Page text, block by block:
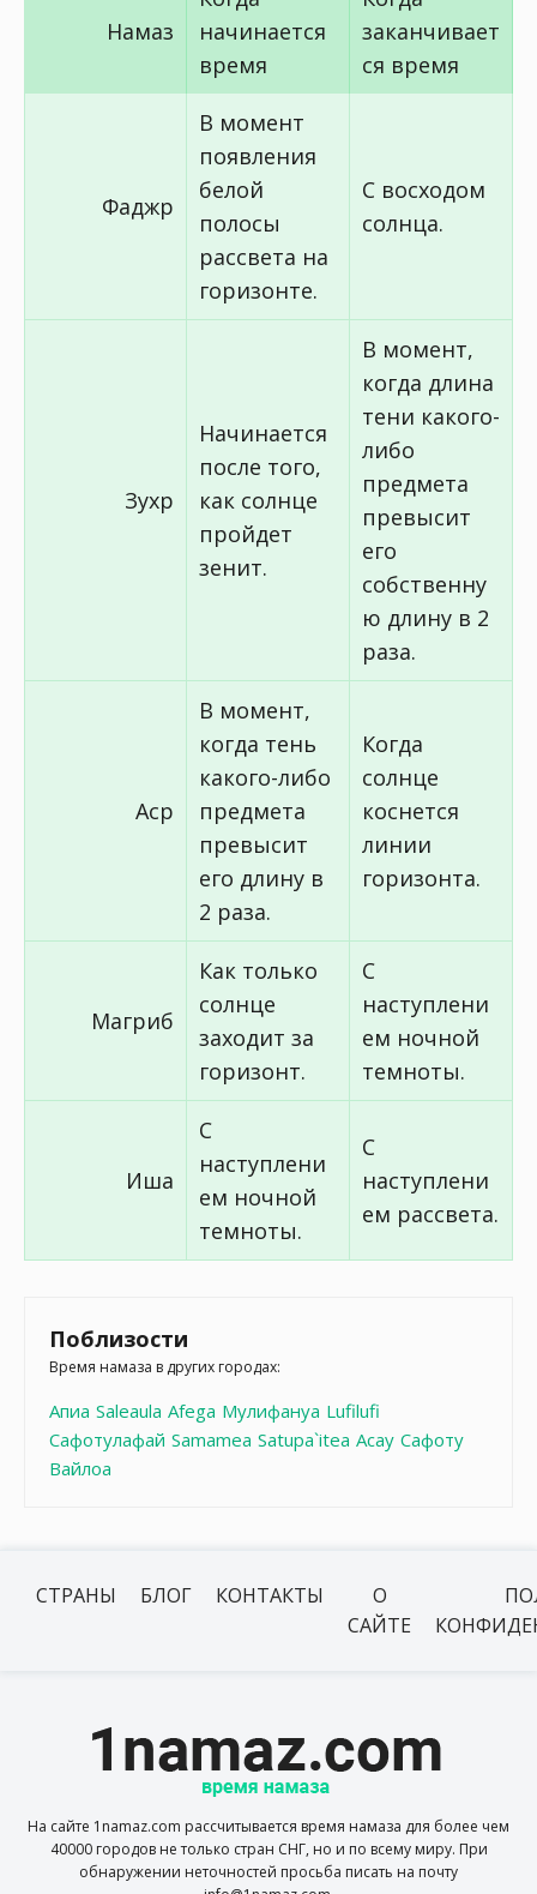
Намаз
начинается
время
заканчивает
ся время
Фаджр
В момент
появления
белой
полосы
рассвета на
горизонте.
С восходом
солнца.
Зухр
Начинается
после того,
как солнце
пройдет
зенит.
В момент,
когда длина
тени какого-
либо
предмета
превысит
его
собственну
ю длину в 2
раза.
Аср
В момент,
когда тень
какого-либо
предмета
превысит
его длину в
2 раза.
Когда
солнце
коснется
линии
горизонта.
Магриб
Как только
солнце
заходит за
горизонт.
С
наступлени
ем ночной
темноты.
Иша
С
наступлени
ем ночной
темноты.
С
наступлени
ем рассвета.
Поблизости
Время намаза в других городах:
Апиа Saleaula Afega Мулифануа Lufilufi
Сафотулафай Samamea Satupa`itea Асау Сафоту
Вайлоа
СТРАНЫ БЛОГ КОНТАКТЫ
О
САЙТЕ
На сайте 1namaz.com рассчитывается время намаза для более чем
40000 городов не только стран СНГ, но и по всему миру. При
обнаружении неточностей просьба писать на почту